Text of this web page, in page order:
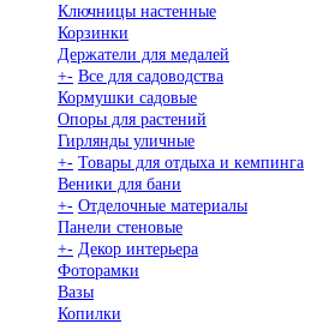
Ключницы настенные
Корзинки
Держатели для медалей
+- Все для садоводства
Кормушки садовые
Опоры для растений
Гирлянды уличные
+- Товары для отдыха и кемпинга
Веники для бани
+- Отделочные материалы
Панели стеновые
+- Декор интерьера
Фоторамки
Вазы
Копилки